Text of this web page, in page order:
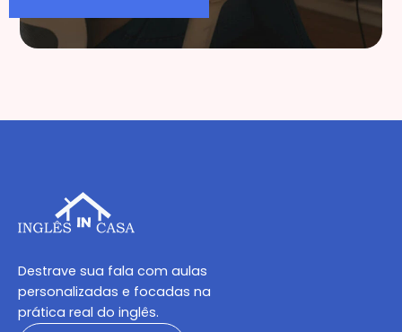
Destrave sua fala com aulas
personalizadas e focadas na
prática real do inglês.